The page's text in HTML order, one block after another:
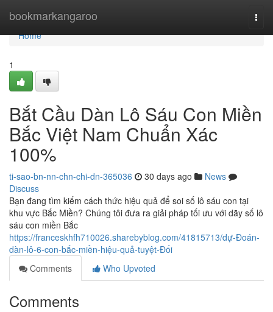
bookmarkangaroo
Home
Home
1
Bắt Cầu Dàn Lô Sáu Con Miền
Bắc Việt Nam Chuẩn Xác
100%
ti-sao-bn-nn-chn-chi-dn-365036 30 days ago
News
Discuss
Bạn đang tìm kiếm cách thức hiệu quả để soi số lô sáu con tại
khu vực Bắc Miền? Chúng tôi đưa ra giải pháp tối ưu với dãy số lô
sáu con miền Bắc
https://franceskhfh710026.sharebyblog.com/41815713/dự-Đoán-
dàn-lô-6-con-bắc-miền-hiệu-quả-tuyệt-Đối
Comments
Who Upvoted
Comments